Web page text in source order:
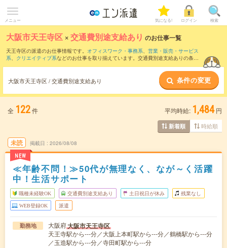
メニュー 気になる! ログイン 検索
大阪市天王寺区 ×交通費別途支給あり のお仕事一覧
天王寺区の派遣のお仕事情報です。 オフィスワーク・事務系、 営業・販売・サービス
系、 クリエイティブ系などのお仕事を取り揃えています。交通費別途支給ありの条件
大阪市天王寺区 / 交通費別途支給あり 条件の変更
全 122件 平均時給: 1,484 円
新着順 時給順
未読
NEW
掲載日 2026/08/08
≪年齢不問！≫50代が無理なく、なが～く活躍
中！生活サポート
職種未経験OK 交通費別途支給あり 土日祝日が休み 残業なし
WEB登録OK 派遣
勤務地 大阪府大阪市天王寺区
天王寺駅から---分／大阪上本町駅から---分／鶴橋駅から---分
／玉造駅から---分／寺田町駅から---分